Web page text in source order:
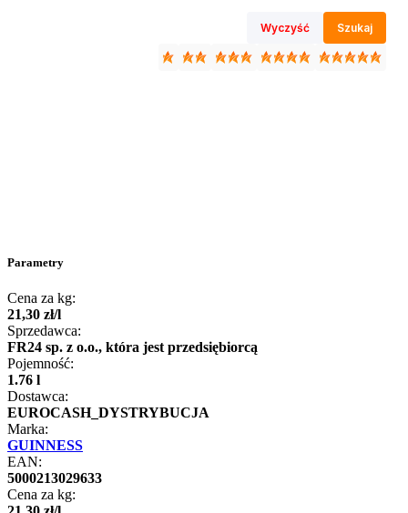
Wyczyść Szukaj
Parametry
Cena za kg:
21,30 zł/l
Sprzedawca:
FR24 sp. z o.o., która jest przedsiębiorcą
Pojemność:
1.76 l
Dostawca:
EUROCASH_DYSTRYBUCJA
Marka:
GUINNESS
EAN:
5000213029633
Cena za kg: